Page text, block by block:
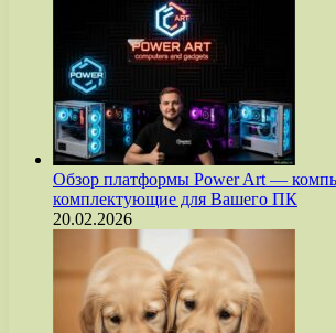
Обзор платформы Power Art —
комплектующие для Вашего ПК
20.02.2026